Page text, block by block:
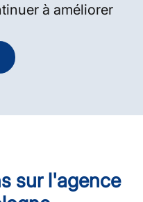
à améliorer
sur l'agence